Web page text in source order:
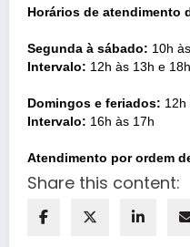
Horários de atendimento
Segunda à sábado: 10h
Intervalo: 12h às 13h e
Domingos e feriados: 12h
Intervalo: 16h às 17h
Atendimento por ordem
Share this content: